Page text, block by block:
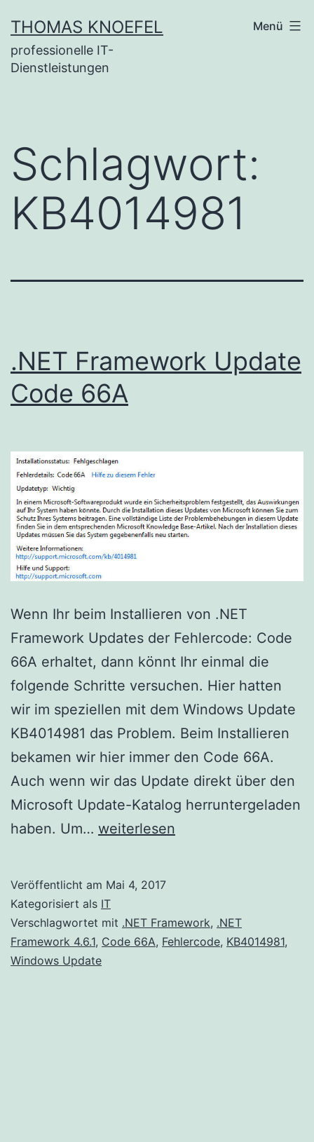
Inhalt
springen
THOMAS KNOEFEL
professionelle IT-
Dienstleistungen
Menü
Schlagwort:
KB4014981
.NET Framework Update
Code 66A
Wenn Ihr beim Installieren von .NET
Framework Updates der Fehlercode: Code
66A erhaltet, dann könnt Ihr einmal die
folgende Schritte versuchen. Hier hatten
wir im speziellen mit dem Windows Update
KB4014981 das Problem. Beim Installieren
bekamen wir hier immer den Code 66A.
Auch wenn wir das Update direkt über den
Microsoft Update-Katalog herruntergeladen
haben. Um… .NET
Code
66A
weiterlesen
Veröffentlicht am Mai 4, 2017
Kategorisiert als IT
Verschlagwortet mit .NET Framework, .NET
Framework 4.6.1, Code 66A, Fehlercode, KB4014981,
Windows Update